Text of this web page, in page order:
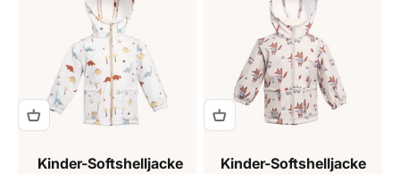
Kinder-Softshelljacke
Kinder-Softshelljacke